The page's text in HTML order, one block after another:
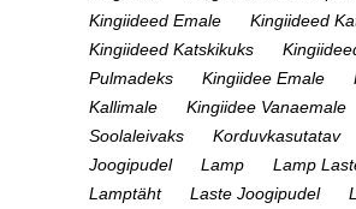
Kingiideed Emale
Kingiideed
Kingiideed Katskikuks
Pulmadeks
Kingiidee Emale
Kallimale
Kingiidee Vanaemale
Soolaleivaks
Korduvkasutatav
Joogipudel
Lamp
Lamp
Lamptäht
Laste Joogipudel